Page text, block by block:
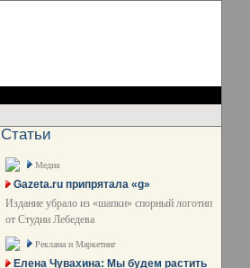
Статьи
Медиа
Gazeta.ru припрятала «g»
Издание убрало из «шапки» спорный логотип
от Студии Лебедева
Реклама и Маркетинг
Елена Чувахина: Мы будем растить